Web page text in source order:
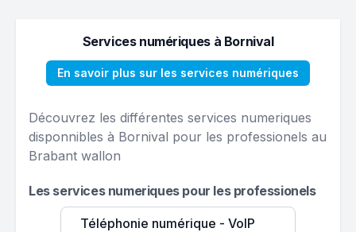
Services numériques à Bornival
En savoir plus sur les services numériques
Découvrez les différentes services numeriques
disponnibles à Bornival pour les professionels au
Brabant wallon
Les services numeriques pour les professionels
Téléphonie numérique - VoIP